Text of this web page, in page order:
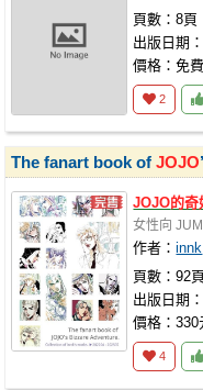
頁數：8頁
出版日期
價格：免費
2
The fanart book ofJOJO
JOJO的奇
女性向
作者：innk
頁數：92頁
出版日期
價格：330
4